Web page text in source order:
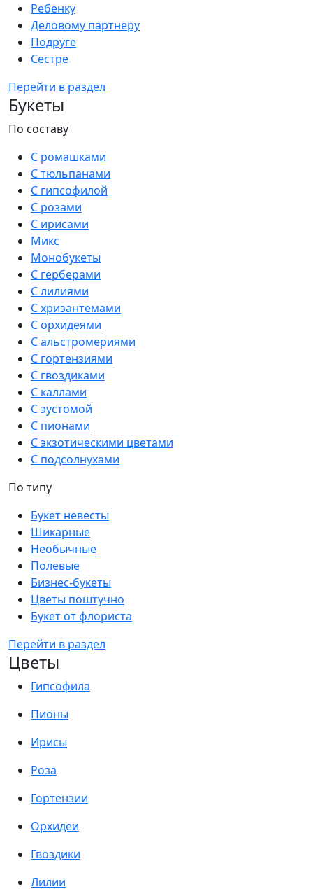
Ребенку
Деловому партнеру
Подруге
Сестре
Перейти в раздел
Букеты
По составу
С ромашками
С тюльпанами
С гипсофилой
С розами
С ирисами
Микс
Монобукеты
С герберами
С лилиями
С хризантемами
С орхидеями
С альстромериями
С гортензиями
С гвоздиками
С каллами
С эустомой
С пионами
С экзотическими цветами
С подсолнухами
По типу
Букет невесты
Шикарные
Необычные
Полевые
Бизнес-букеты
Цветы поштучно
Букет от флориста
Перейти в раздел
Цветы
Гипсофила
Пионы
Ирисы
Роза
Гортензии
Орхидеи
Гвоздики
Лилии